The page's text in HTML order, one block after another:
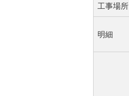
工事場所
明細